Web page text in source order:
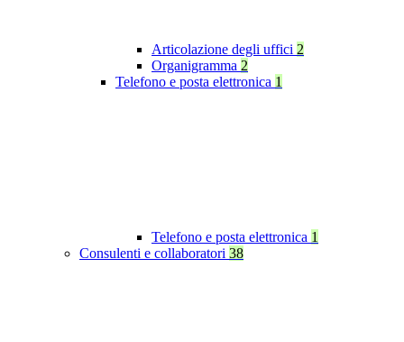
Articolazione degli uffici 2
Organigramma 2
Telefono e posta elettronica 1
Telefono e posta elettronica 1
Consulenti e collaboratori 38